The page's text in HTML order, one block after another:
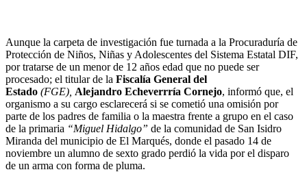
Aunque la carpeta de investigación fue turnada a la Procuraduría de
Protección de Niños, Niñas y Adolescentes del Sistema Estatal DIF,
por tratarse de un menor de 12 años edad que no puede ser
procesado; el titular de la Fiscalía General del
Estado (FGE), Alejandro Echeverrría Cornejo, informó que, el
organismo a su cargo esclarecerá si se cometió una omisión por
parte de los padres de familia o la maestra frente a grupo en el caso
de la primaria “Miguel Hidalgo” de la comunidad de San Isidro
Miranda del municipio de El Marqués, donde el pasado 14 de
noviembre un alumno de sexto grado perdió la vida por el disparo
de un arma con forma de pluma.